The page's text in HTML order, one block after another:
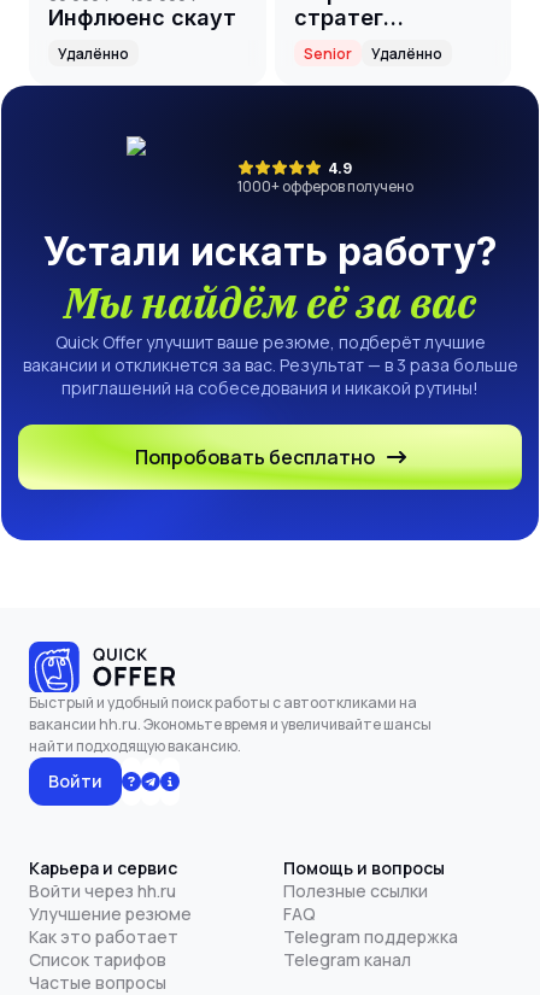
Инфлюенс скаут
Удалённо
стратег
партнёрского
направления
Senior Удалённо
4.9
1000+ офферов получено
Устали искать работу?
Мы найдём её за вас
Quick Offer улучшит ваше резюме, подберёт лучшие
вакансии и откликнется за вас. Результат — в 3 раза больше
приглашений на собеседования и никакой рутины!
Попробовать бесплатно
Быстрый и удобный поиск работы с автооткликами на
вакансии hh.ru. Экономьте время и увеличивайте шансы
найти подходящую вакансию.
Войти
Карьера и сервис
Войти через hh.ru
Улучшение резюме
Как это работает
Список тарифов
Частые вопросы
Помощь и вопросы
Полезные ссылки
FAQ
Telegram поддержка
Telegram канал